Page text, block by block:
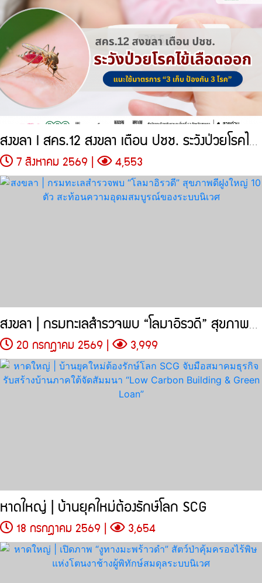
สงขลา l สคร.12 สงขลา เตือน ปชช. ระวังป่วยโรคไข้เลือดออก แนะใช้มาตรการ
7 สิงหาคม 2569 | 4,553
สงขลา | กรมทะเลสำรวจพบ “โลมาอิรวดี” สุขภาพดีฝูงใหญ่ 10 ตัว
20 กรกฎาคม 2569 | 3,999
หาดใหญ่ | บ้านยุคใหม่ต้องรักษ์โลก SCG
18 กรกฎาคม 2569 | 3,654